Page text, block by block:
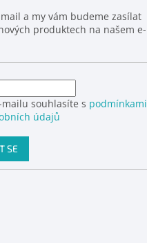
a my vám budeme zasílat
produktech na našem e-
souhlasíte s podmínkami
údajů
SE